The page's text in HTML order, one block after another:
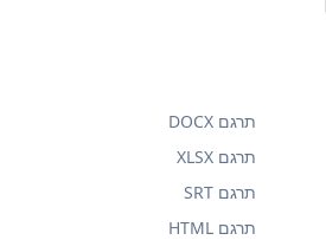
תרגם DOCX
תרגם XLSX
תרגם SRT
תרגם HTML